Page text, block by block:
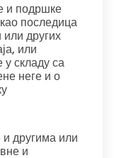
и подршке
последица
других
или
у складу са
неге и о
другима или
и